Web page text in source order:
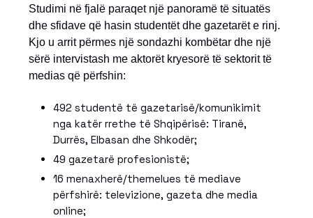
Studimi në fjalë paraqet një panoramë të situatës
dhe sfidave që hasin studentët dhe gazetarët e rinj.
Kjo u arrit përmes një sondazhi kombëtar dhe një
sërë intervistash me aktorët kryesorë të sektorit të
medias që përfshin:
492 studentë të gazetarisë/komunikimit
nga katër rrethe të Shqipërisë: Tiranë,
Durrës, Elbasan dhe Shkodër;
49 gazetarë profesionistë;
16 menaxherë/themelues të mediave
përfshirë: televizione, gazeta dhe media
online;